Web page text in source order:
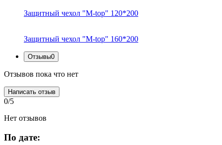
Защитный чехол "M-top" 120*200
Защитный чехол "M-top" 160*200
Отзывы0
Отзывов пока что нет
Написать отзыв
0/5
Нет отзывов
По дате: